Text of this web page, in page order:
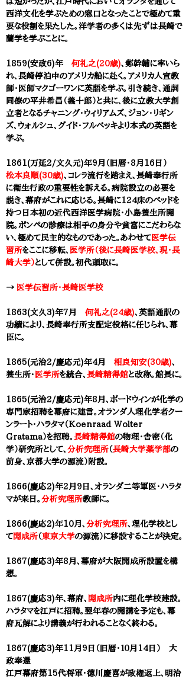
西洋文化を学ぶための窓口となったことで極めて重
要な役割を果たした。洋学者の多くは先ずは長崎で
蘭学を学ぶことに。
1859(安政6)年 何礼之(20歳)、鄭幹輔に率いら
れ、長崎停泊中のアメリカ船に赴く。アメリカ人宣教
師・医師マクゴーワンに英語を学ぶ。引き続き、通詞
同僚の平井希昌（義十郎）と共に、 後に立教大学創
立者となるチャニング・ウィリアムズ、ジョン・リギン
ズ、ウォルシュ、グイド・フルベッキより本式の英語を
学ぶ。
1861(万延2/文久元)年9月（旧暦・8月16日）
松本良順(30歳)、コレラ流行を踏まえ、長崎奉行所
に衛生行政の重要性を訴える。病院設立の必要を
説き、幕府がこれに応じる。長崎に124床のベッドを
持つ日本初の近代西洋医学病院・小島養生所開
院。ポンペの診療は相手の身分や貧富にこだわらな
い、極めて民主的なものであった。あわせて 医学伝
習所をここに移転、 医学所（後に長崎医学校、現・長
崎大学）として併設。初代頭取に。
→ 医学伝習所・長崎医学校
1863(文久3)年7月 何礼之(24歳)、英語通訳の
功績により、長崎奉行所支配定役格に任じられ、幕
臣に。
1865(元治2/慶応元)年4月 相良知安(30歳)、
養生所・ 医学所を統合、 長崎精得館と改称。館長に。
1865(元治2/慶応元)年8月、ボードウィンが化学の
専門家招聘を幕府に建言。オランダ人理化学者クー
ンラート・ハラタマ（Koenraad Wolter
Gratama）を招聘。 長崎精得館の物理・舎密（化
学）研究所として、 分析究理所（長崎大学薬学部の
前身、 京都大学の源流）附設。
1866(慶応2)年2月9日、オランダ二等軍医・ハラタ
マが来日。 分析究理所教師に。
1866(慶応2)年10月、 分析究理所、理化学校とし
て開成所（東京大学の源流）に移設することが決定。
1867(慶応3)年8月、幕府が大阪開成所設置を構
想。
1867(慶応3)年、幕府、 開成所内に理化学校建設。
ハラタマを江戸に招聘。翌年春の開講を予定も、幕
府瓦解により講義が行われることなく終わる。
1867(慶応3)年11月9日（旧暦・１０月14日） 大
政奉還
江戸幕府第15代将軍・徳川慶喜が政権返上、明治